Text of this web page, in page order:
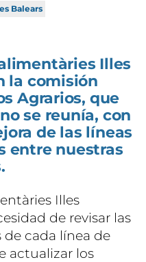
Balears
Illes
la comisión
Agrarios, que
se reunía, con
de las líneas
entre nuestras
Illes
de revisar las
cada línea de
actualizar los